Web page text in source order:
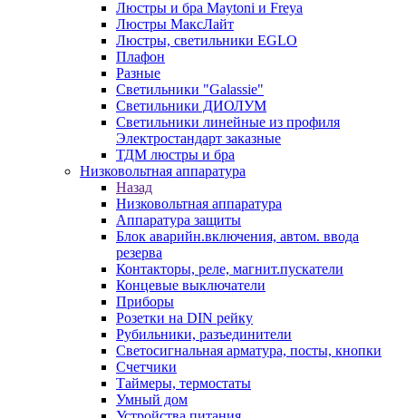
Люстры и бра Maytoni и Freya
Люстры МаксЛайт
Люстры, светильники EGLO
Плафон
Разные
Светильники "Galassie"
Светильники ДИОЛУМ
Светильники линейные из профиля
Электростандарт заказные
ТДМ люстры и бра
Низковольтная аппаратура
Назад
Низковольтная аппаратура
Аппаратура защиты
Блок аварийн.включения, автом. ввода
резерва
Контакторы, реле, магнит.пускатели
Концевые выключатели
Приборы
Розетки на DIN рейку
Рубильники, разъединители
Светосигнальная арматура, посты, кнопки
Счетчики
Таймеры, термостаты
Умный дом